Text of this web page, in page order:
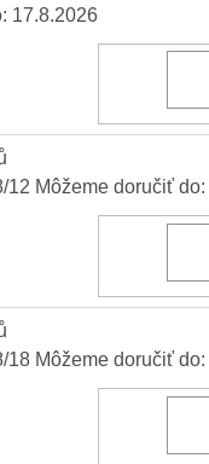
17.8.2026
12 Môžeme doručiť do:
18 Môžeme doručiť do: